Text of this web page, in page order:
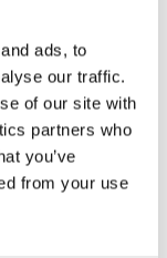
ads, to
our traffic.
of our site with
partners who
you’ve
from your use
mörkrött matt
textilband i två
olika bredder.
för pyssel,
kransar och
Hel
rulle innehåller
20m